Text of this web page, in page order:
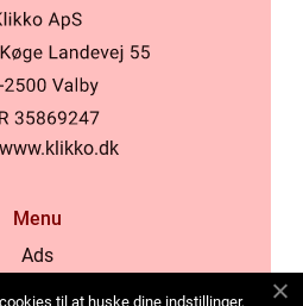
www.klikko.dk
Menu
Ads
til at huske dine indstillinger,